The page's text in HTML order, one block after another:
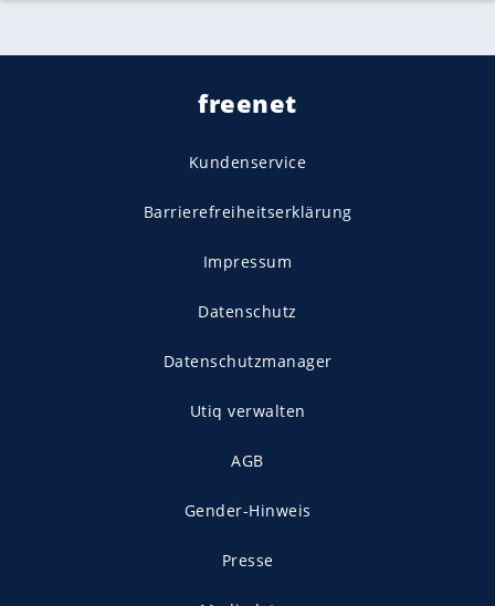
freenet
Kundenservice
Barrierefreiheitserklärung
Impressum
Datenschutz
Datenschutzmanager
Utiq verwalten
AGB
Gender-Hinweis
Presse